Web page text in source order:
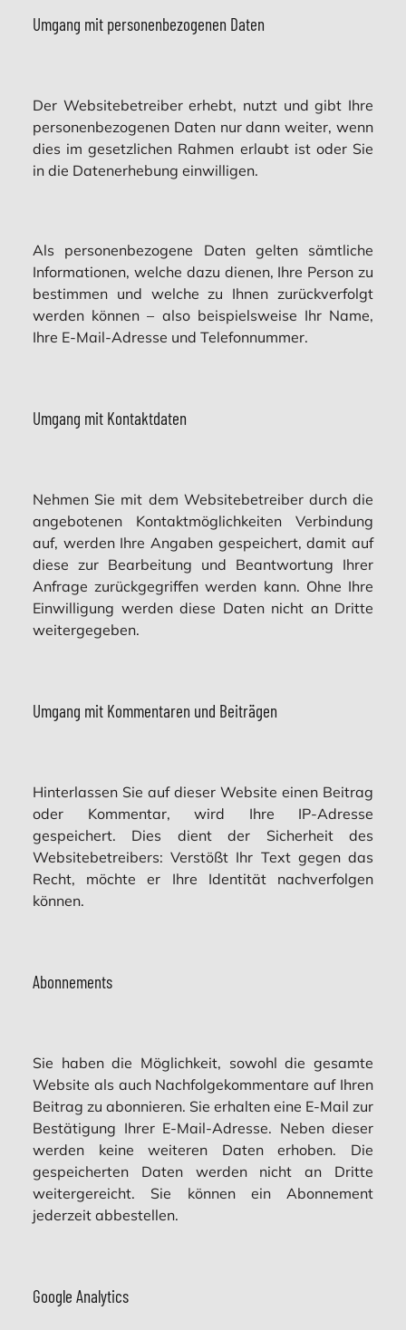
Umgang mit personenbezogenen Daten
Der Websitebetreiber erhebt, nutzt und gibt Ihre
personenbezogenen Daten nur dann weiter, wenn
dies im gesetzlichen Rahmen erlaubt ist oder Sie
in die Datenerhebung einwilligen.
Als personenbezogene Daten gelten sämtliche
Informationen, welche dazu dienen, Ihre Person zu
bestimmen und welche zu Ihnen zurückverfolgt
werden können – also beispielsweise Ihr Name,
Ihre E-Mail-Adresse und Telefonnummer.
Umgang mit Kontaktdaten
Nehmen Sie mit dem Websitebetreiber durch die
angebotenen Kontaktmöglichkeiten Verbindung
auf, werden Ihre Angaben gespeichert, damit auf
diese zur Bearbeitung und Beantwortung Ihrer
Anfrage zurückgegriffen werden kann. Ohne Ihre
Einwilligung werden diese Daten nicht an Dritte
weitergegeben.
Umgang mit Kommentaren und Beiträgen
Hinterlassen Sie auf dieser Website einen Beitrag
oder Kommentar, wird Ihre IP-Adresse
gespeichert. Dies dient der Sicherheit des
Websitebetreibers: Verstößt Ihr Text gegen das
Recht, möchte er Ihre Identität nachverfolgen
können.
Abonnements
Sie haben die Möglichkeit, sowohl die gesamte
Website als auch Nachfolgekommentare auf Ihren
Beitrag zu abonnieren. Sie erhalten eine E-Mail zur
Bestätigung Ihrer E-Mail-Adresse. Neben dieser
werden keine weiteren Daten erhoben. Die
gespeicherten Daten werden nicht an Dritte
weitergereicht. Sie können ein Abonnement
jederzeit abbestellen.
Google Analytics